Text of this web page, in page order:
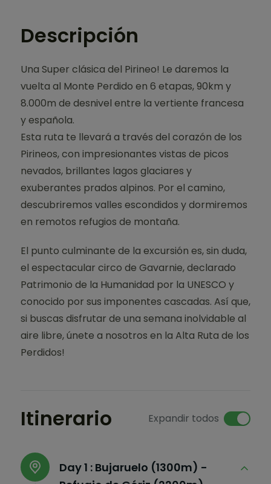
Descripción
Una Super clásica del Pirineo! Le daremos la
vuelta al Monte Perdido en 6 etapas, 90km y
8.000m de desnivel entre la vertiente francesa
y española.
Esta ruta te llevará a través del corazón de los
Pirineos, con impresionantes vistas de picos
nevados, brillantes lagos glaciares y
exuberantes prados alpinos. Por el camino,
descubriremos valles escondidos y dormiremos
en remotos refugios de montaña.
El punto culminante de la excursión es, sin duda,
el espectacular circo de Gavarnie, declarado
Patrimonio de la Humanidad por la UNESCO y
conocido por sus imponentes cascadas. Así que,
si buscas disfrutar de una semana inolvidable al
aire libre, únete a nosotros en la Alta Ruta de los
Perdidos!
Itinerario Expandir todos
Day 1 : Bujaruelo (1300m) -